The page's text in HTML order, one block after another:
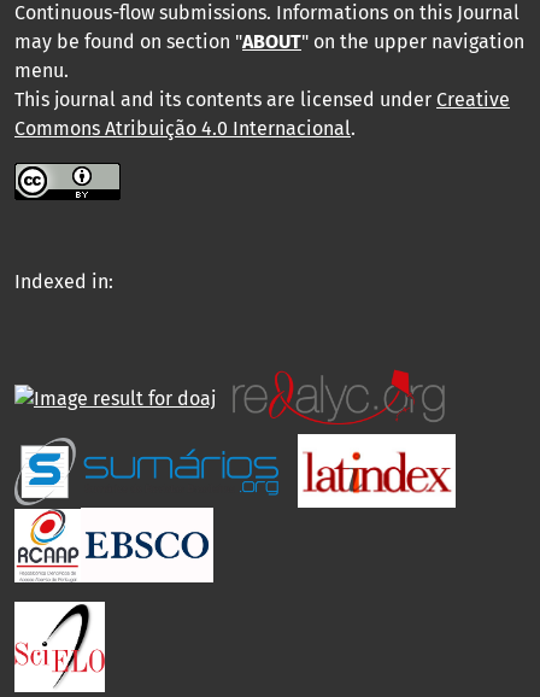
Continuous-flow submissions. Informations on this Journal
may be found on section "ABOUT" on the upper navigation
menu.
This journal and its contents are licensed under Creative
Commons Atribuição 4.0 Internacional.
Indexed in: